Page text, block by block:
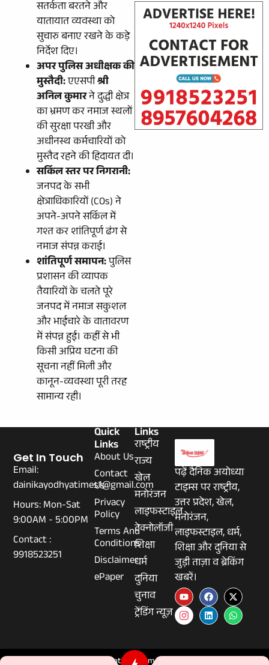
सतर्कता बरतने और
यातायात व्यवस्था को
सुचारु बनाए रखने के कड़े
निर्देश दिए।
अपर पुलिस अधीक्षक की
मुस्तैदी:एएसपीश्री
अनिल कुमारने दुद्धी क्षेत्र
का भ्रमण कर नमाज स्थलों
की सुरक्षा परखी और
अधीनस्थ कर्मचारियों को
मुस्तैद रहने की हिदायत दी।
सर्किल स्तर पर निगरानी:
जनपद के सभी
क्षेत्राधिकारियों (COs) ने
अपने-अपने सर्किल में
गश्त कर शांतिपूर्ण ढंग से
नमाज संपन्न कराई।
शांतिपूर्ण समापन:पुलिस
प्रशासन की व्यापक
तैयारियों के चलते पूरे
जनपद में नमाज सकुशल
और भाईचारे के वातावरण
में संपन्न हुई। कहीं से भी
किसी अप्रिय घटना की
सूचना नहीं मिली और
कानून-व्यवस्था पूरी तरह
सामान्य रही।
पढ़ें दैनिक अयोध्या
टाइम्स पर राष्ट्रीय,
उत्तर प्रदेश, खेल,
मनोरंजन,
लाइफस्टाइल, धर्म,
शिक्षा और दुनिया से
जुड़ी ताज़ा व ब्रेकिंग
खबरें।
Links
राष्ट्रीय
राज्य
खेल
मनोरंजन
लाइफस्टाइल
टेक्नोलॉजी
शिक्षा
धर्म
दुनिया
चुनाव
ट्रेंडिंग न्यूज़
Quick
Links
About Us
Contact
Us
Privacy
Policy
Terms And
Conditions
Disclaimer
ePaper
Get In Touch
Email:
dainikayodhyatimes1@gmail.com
Hours: Mon-Sat
9:00AM - 5:00PM
Contact :
9918523251